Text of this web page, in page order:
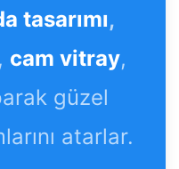
tasarımı,
, cam vitray,
güzel
atarlar.